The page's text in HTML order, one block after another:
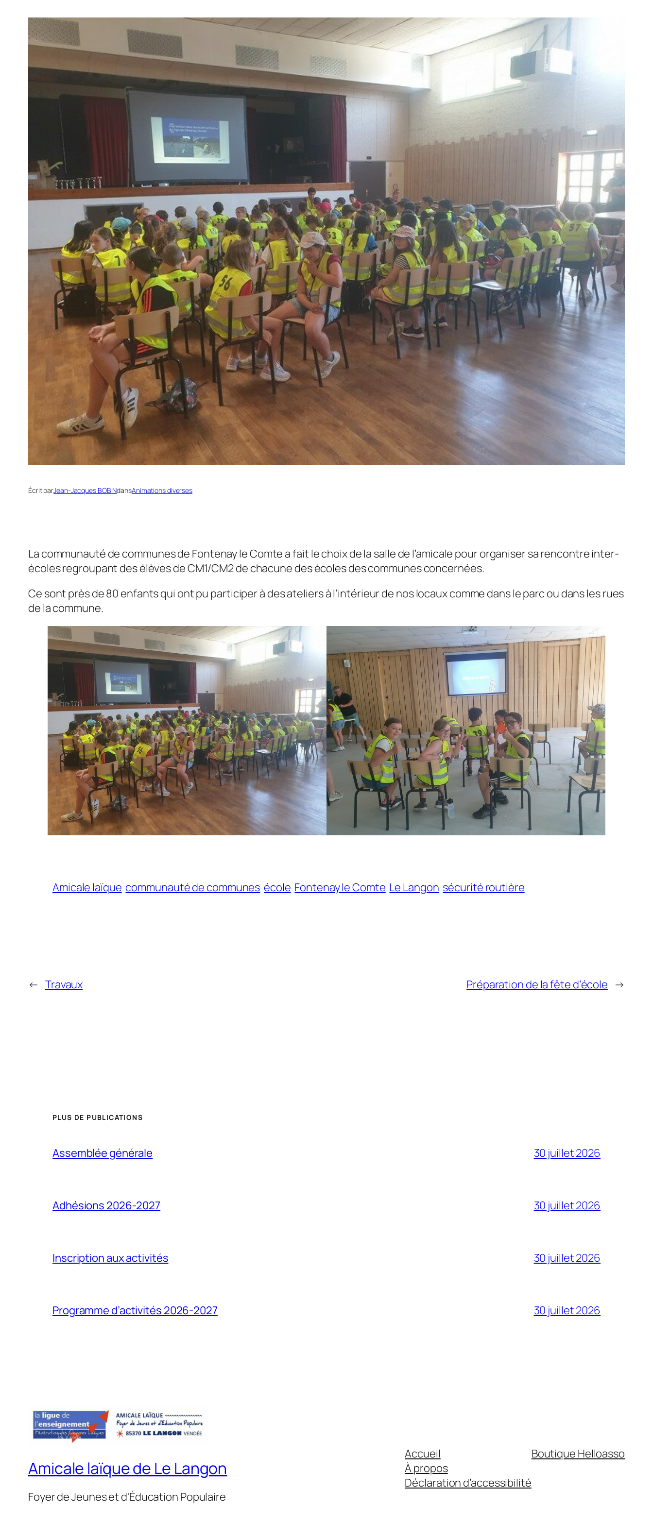
Écrit parJean-Jacques BOBINdansAnimations diverses
La communauté de communes de Fontenay le Comte a fait le choix de la salle de l’amicale pour organiser sa rencontre inter-
écoles regroupant des élèves de CM1/CM2 de chacune des écoles des communes concernées.
Ce sont près de 80 enfants qui ont pu participer à des ateliers à l’intérieur de nos locaux comme dans le parc ou dans les rues
de la commune.
Amicale laïque communauté de communes école Fontenay le Comte Le Langon sécurité routière
← Travaux Préparation de la fête d’école →
PLUS DE PUBLICATIONS
Assemblée générale 30 juillet 2026
Adhésions 2026-2027 30 juillet 2026
Inscription aux activités 30 juillet 2026
Programme d’activités 2026-2027 30 juillet 2026
Amicale laïque de Le Langon
Foyer de Jeunes et d'Éducation Populaire
Accueil
À propos
Déclaration d’accessibilité
Boutique Helloasso